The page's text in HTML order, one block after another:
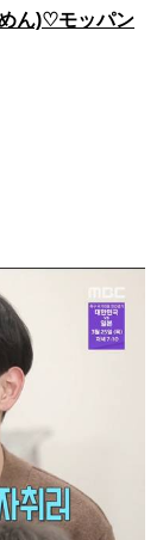
ん)♡モッパン